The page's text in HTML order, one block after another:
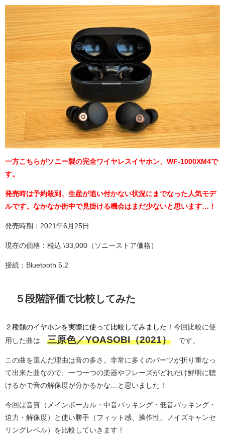
一方こちらがソニー製の完全ワイヤレスイヤホン、WF-1000XM4で
す。
発売時は予約殺到、生産が追い付かない状況にまでなった人気モデ
ルです。なかなか街中で見掛ける機会はまだ少ないと思います…！
発売時期：2021年6月25日
現在の価格：税込 \33,000（ソニーストア価格）
接続：Bluetooth 5.2
５段階評価で比較してみた
２種類のイヤホンを実際に使って比較してみました！ 今回比較に使
用した曲は 三原色／YOASOBI（2021） です。
この曲を選んだ理由は音の多さ。非常に多くのパーツが折り重なっ
て出来た曲なので、一つ一つの楽器やフレーズがどれだけ鮮明に聴
けるかで音の解像度が分かるかな…と思いました！
今回は音質（メインボーカル・中音バッキング・低音バッキング・
迫力・解像度）と使い勝手（フィット感、操作性、ノイズキャンセ
リングレベル）を比較していきます！